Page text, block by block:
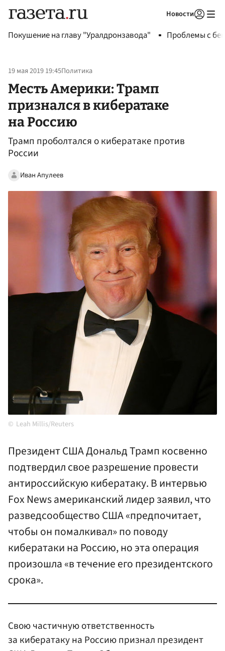
Новости
Покушение на главу "Уралдронзавода" Проблемы с
19 мая 2019 19:45Политика
Месть Америки: Трамп
признался в кибератаке
на Россию
Трамп проболтался о кибератаке против
России
Иван Апулеев
Leah Millis/Reuters
Президент США Дональд Трамп косвенно
подтвердил свое разрешение провести
антироссийскую кибератаку. В интервью
Fox News американский лидер заявил, что
разведсообщество США «предпочитает,
чтобы он помалкивал» по поводу
кибератаки на Россию, но эта операция
произошла «в течение его президентского
срока».
Свою частичную ответственность
за кибератаку на Россию признал президент